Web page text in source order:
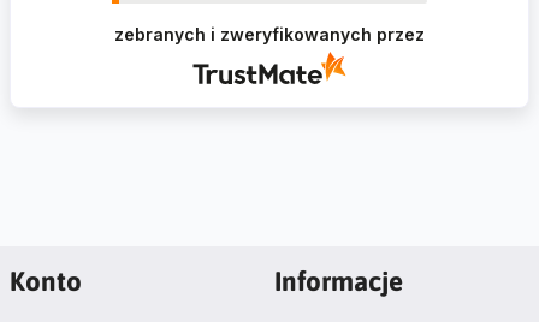
zebranych i zweryfikowanych przez
Konto Informacje